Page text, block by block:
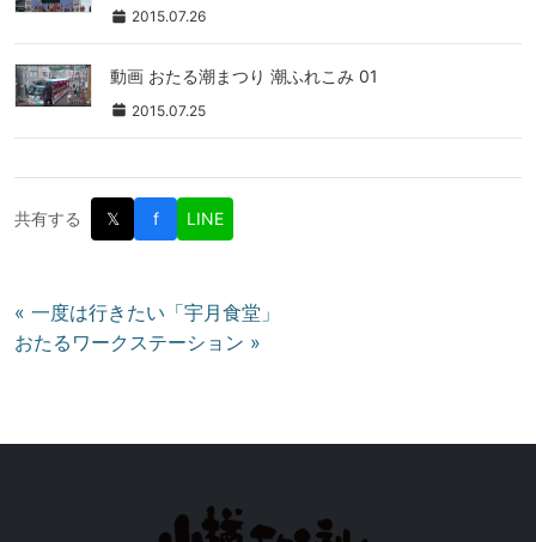
2015.07.26
動画 おたる潮まつり 潮ふれこみ 01
2015.07.25
共有する 𝕏 f LINE
投
稿
« 一度は行きたい「宇月食堂」
おたるワークステーション »